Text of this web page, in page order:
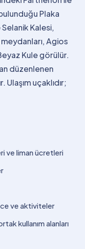
Plaka
Kalesi,
Agios
Kule görülür.
düzenlenen
Ulaşım uçaklıdır;
ve liman ücretleri
ve aktiviteler
kullanım alanları